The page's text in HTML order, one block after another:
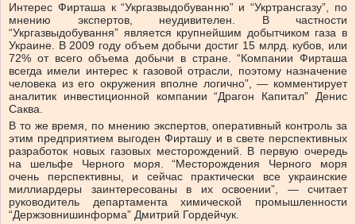
Интерес Фирташа к “Укргазвыдобуванню” и “Укртрансгазу”, по
мнению экспертов, неудивителен. В частности
“Укргазвыдобування” является крупнейшим добытчиком газа в
Украине. В 2009 году объем добычи достиг 15 млрд. кубов, или
72% от всего объема добычи в стране. “Компании Фирташа
всегда имели интерес к газовой отрасли, поэтому назначение
человека из его окружения вполне логично”, — комментирует
аналитик инвестиционной компании “Драгон Капитал” Денис
Саква.
В то же время, по мнению экспертов, оперативный контроль за
этим предприятием выгоден Фирташу и в свете перспективных
разработок новых газовых месторождений. В первую очередь
на шельфе Черного моря. “Месторождения Черного моря
очень перспективны, и сейчас практически все украинские
миллиардеры заинтересованы в их освоении”, — считает
руководитель департамента химической промышленности
“Держзовнишинформа” Дмитрий Гордейчук.